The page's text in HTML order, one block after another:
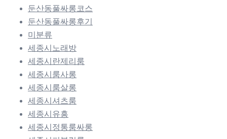
둔산동풀싸롱코스
둔산동풀싸롱후기
미분류
세종시노래방
세종시란제리룸
세종시룸사롱
세종시룸살롱
세종시셔츠룸
세종시유흥
세종시정통룸싸롱